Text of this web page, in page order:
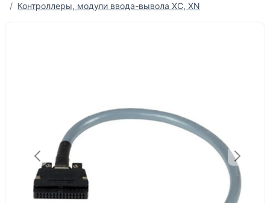
Контроллеры, модули ввода-вывола XC, XN